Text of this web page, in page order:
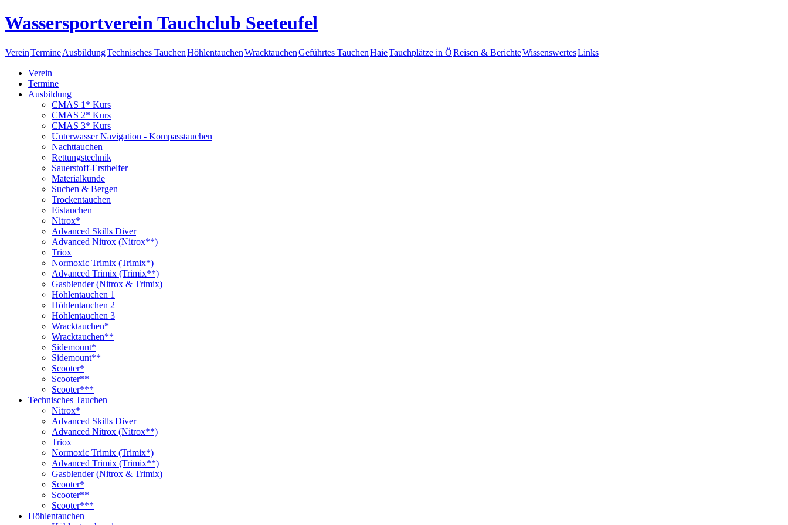
Wassersportverein Tauchclub Seeteufel
VereinTermineAusbildungTechnisches TauchenHöhlentauchenWracktauchenGeführtes TauchenHaieTauchplätze in ÖReisen & BerichteWissenswertesLinks
Verein
Termine
Ausbildung
CMAS 1* Kurs
CMAS 2* Kurs
CMAS 3* Kurs
Unterwasser Navigation - Kompasstauchen
Nachttauchen
Rettungstechnik
Sauerstoff-Ersthelfer
Materialkunde
Suchen & Bergen
Trockentauchen
Eistauchen
Nitrox*
Advanced Skills Diver
Advanced Nitrox (Nitrox**)
Triox
Normoxic Trimix (Trimix*)
Advanced Trimix (Trimix**)
Gasblender (Nitrox & Trimix)
Höhlentauchen 1
Höhlentauchen 2
Höhlentauchen 3
Wracktauchen*
Wracktauchen**
Sidemount*
Sidemount**
Scooter*
Scooter**
Scooter***
Technisches Tauchen
Nitrox*
Advanced Skills Diver
Advanced Nitrox (Nitrox**)
Triox
Normoxic Trimix (Trimix*)
Advanced Trimix (Trimix**)
Gasblender (Nitrox & Trimix)
Scooter*
Scooter**
Scooter***
Höhlentauchen